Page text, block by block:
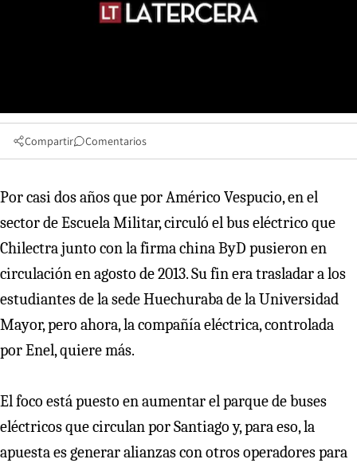
Compartir Comentarios
Por casi dos años que por Américo Vespucio, en el
sector de Escuela Militar, circuló el bus eléctrico que
Chilectra junto con la firma china ByD pusieron en
circulación en agosto de 2013. Su fin era trasladar a los
estudiantes de la sede Huechuraba de la Universidad
Mayor, pero ahora, la compañía eléctrica, controlada
por Enel, quiere más.
El foco está puesto en aumentar el parque de buses
eléctricos que circulan por Santiago y, para eso, la
apuesta es generar alianzas con otros operadores para